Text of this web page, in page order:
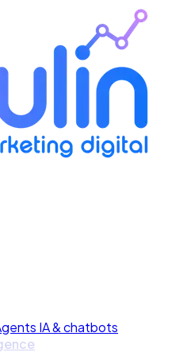
IA & chatbots